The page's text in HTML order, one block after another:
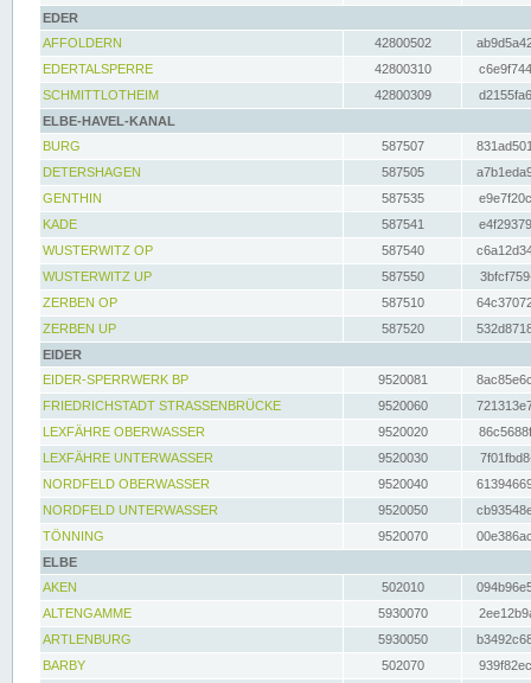
EDER
AFFOLDERN
42800502
EDERTALSPERRE
42800310
SCHMITTLOTHEIM
42800309
ELBE-HAVEL-KANAL
BURG
587507
DETERSHAGEN
587505
GENTHIN
587535
KADE
587541
WUSTERWITZ OP
587540
WUSTERWITZ UP
587550
ZERBEN OP
587510
ZERBEN UP
587520
EIDER
EIDER-SPERRWERK BP
9520081
FRIEDRICHSTADT STRASSENBRÜCKE
9520060
LEXFÄHRE OBERWASSER
9520020
LEXFÄHRE UNTERWASSER
9520030
NORDFELD OBERWASSER
9520040
NORDFELD UNTERWASSER
9520050
TÖNNING
9520070
ELBE
AKEN
502010
ALTENGAMME
5930070
ARTLENBURG
5930050
BARBY
502070